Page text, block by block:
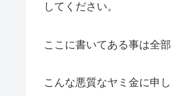
してください。
ここに書いてある事は全
こんな悪質なヤミ金に申